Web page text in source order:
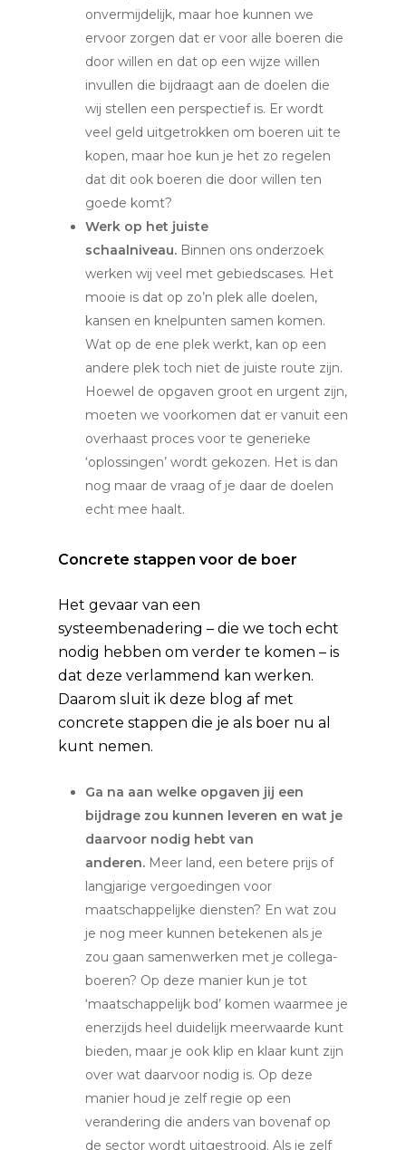
onvermijdelijk, maar hoe kunnen we
ervoor zorgen dat er voor alle boeren die
door willen en dat op een wijze willen
invullen die bijdraagt aan de doelen die
wij stellen een perspectief is. Er wordt
veel geld uitgetrokken om boeren uit te
kopen, maar hoe kun je het zo regelen
dat dit ook boeren die door willen ten
goede komt?
Werk op het juiste
schaalniveau. Binnen ons onderzoek
werken wij veel met gebiedscases. Het
mooie is dat op zo’n plek alle doelen,
kansen en knelpunten samen komen.
Wat op de ene plek werkt, kan op een
andere plek toch niet de juiste route zijn.
Hoewel de opgaven groot en urgent zijn,
moeten we voorkomen dat er vanuit een
overhaast proces voor te generieke
‘oplossingen’ wordt gekozen. Het is dan
nog maar de vraag of je daar de doelen
echt mee haalt.
Concrete stappen voor de boer
Het gevaar van een
systeembenadering – die we toch echt
nodig hebben om verder te komen – is
dat deze verlammend kan werken.
Daarom sluit ik deze blog af met
concrete stappen die je als boer nu al
kunt nemen.
Ga na aan welke opgaven jij een
bijdrage zou kunnen leveren en wat je
daarvoor nodig hebt van
anderen. Meer land, een betere prijs of
langjarige vergoedingen voor
maatschappelijke diensten? En wat zou
je nog meer kunnen betekenen als je
zou gaan samenwerken met je collega-
boeren? Op deze manier kun je tot
‘maatschappelijk bod’ komen waarmee je
enerzijds heel duidelijk meerwaarde kunt
bieden, maar je ook klip en klaar kunt zijn
over wat daarvoor nodig is. Op deze
manier houd je zelf regie op een
verandering die anders van bovenaf op
de sector wordt uitgestrooid. Als je zelf